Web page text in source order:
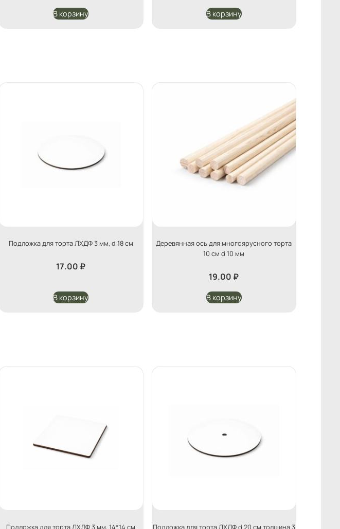
В корзину В корзину
Подложка для торта ЛХДФ 3 мм, d 18 см
17.00 ₽
В корзину
Деревянная ось для многоярусного торта
10 см d 10 мм
19.00 ₽
В корзину
Подложка для торта ЛХДФ 3 мм, 14*14 см
Подложка для торта ЛХДФ d 20 см толщина 3